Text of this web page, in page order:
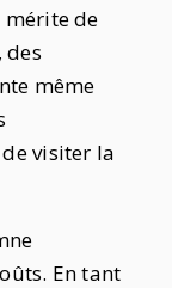
mérite de
même
visiter la
En tant